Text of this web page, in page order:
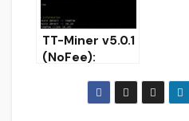
TT-Miner v5.0.1
(NoFee):
GPU Miner с
поддержкой